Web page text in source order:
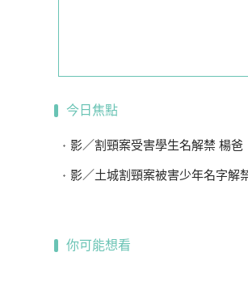
今日焦點
影／割頸案受害學生名解禁 楊爸
影／土城割頸案被害少年名字解
你可能想看